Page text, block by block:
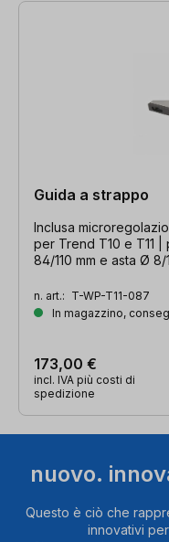
Guida a strappo
Inclusa
per Trend T10 e T11
84/110 mm e asta Ø 8/
n. art.: T-WP-T11-087
In magazzino,
173,00 €
incl. IVA più costi di
spedizione
nuovo.
Questo è ciò che
innovativi